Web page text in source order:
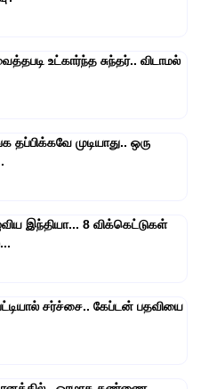
உட்கார்ந்த சுந்தர்.. விடாமல்
தப்பிக்கவே முடியாது.. ஒரு
இந்தியா... 8 விக்கெட்டுகள்
சர்ச்சை.. கேப்டன் பதவியை